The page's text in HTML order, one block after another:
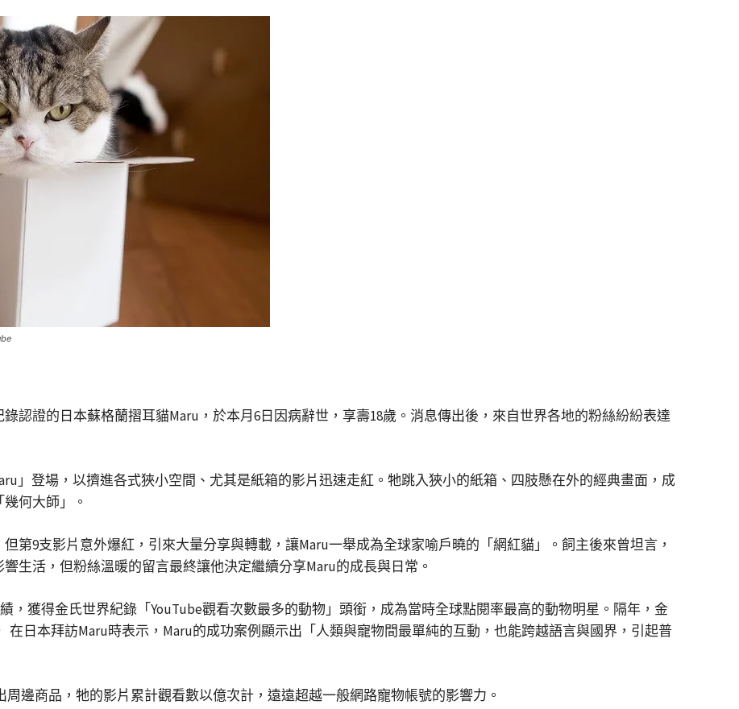
認證的日本蘇格蘭摺耳貓Maru，於本月6日因病辭世，享壽18歲。消息傳出後，來自世界各地的粉絲紛紛表達
」登場，以擠進各式狹小空間、尤其是紙箱的影片迅速走紅。牠跳入狹小的紙箱、四肢懸在外的經典畫面，成
何大師」。
第9支影片意外爆紅，引來大量分享與轉載，讓Maru一舉成為全球家喻戶曉的「網紅貓」。飼主後來曾坦言，
生活，但粉絲溫暖的留言最終讓他決定繼續分享Maru的成長與日常。
，獲得金氏世界紀錄「YouTube觀看次數最多的動物」頭銜，成為當時全球點閱率最高的動物明星。隔年，金
在日本拜訪Maru時表示，Maru的成功案例顯示出「人類與寵物間最單純的互動，也能跨越語言與國界，引起普
邊商品，牠的影片累計觀看數以億次計，遠遠超越一般網路寵物帳號的影響力。